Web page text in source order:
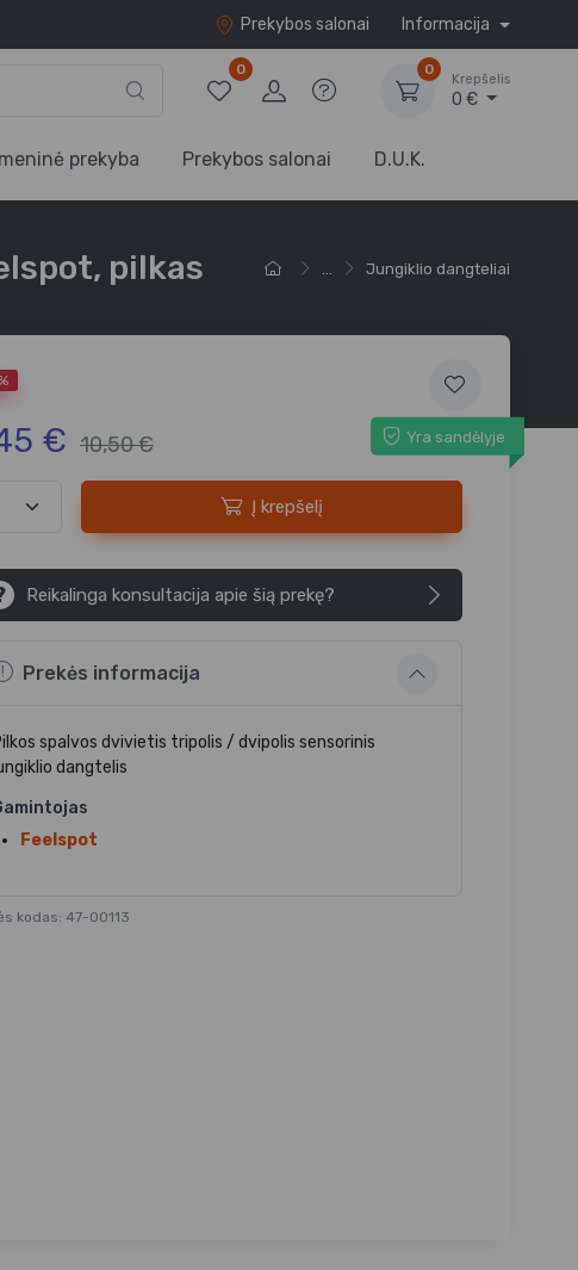
Prekybos salonai Informacija
0 0
Krepšelis
0 €
prekyba Prekybos salonai D.U.K.
Jungiklio dangteliai
pilkas
€ 10,50 € Yra sandėlyje
Į krepšelį
Reikalinga konsultacija apie šią prekę?
Prekės informacija
spalvos dvivietis tripolis / dvipolis sensorinis
dangtelis
Feelspot
kodas: 47-00113